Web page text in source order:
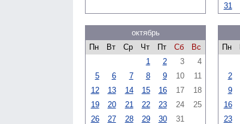
31
октябрь
Пн
Вт Ср Чт Пт Сб
Вс
1
2 3
4
5
6 7 8 9 10
11
12
13 14 15 16 17
18
19
20 21 22 23 24
25
26
27 28 29 30 31
Пн
2
9
16
23